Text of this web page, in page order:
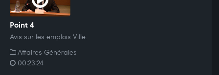
Point 4
Avis sur les emplois Ville.
Affaires Générales
00:23:24